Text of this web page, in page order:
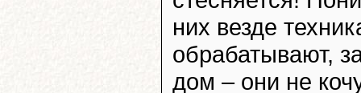
них везде
обрабатывают,
дом – они не